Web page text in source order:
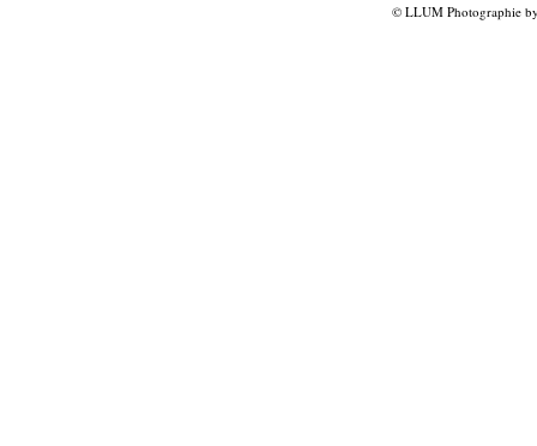
© LLUM Photographie